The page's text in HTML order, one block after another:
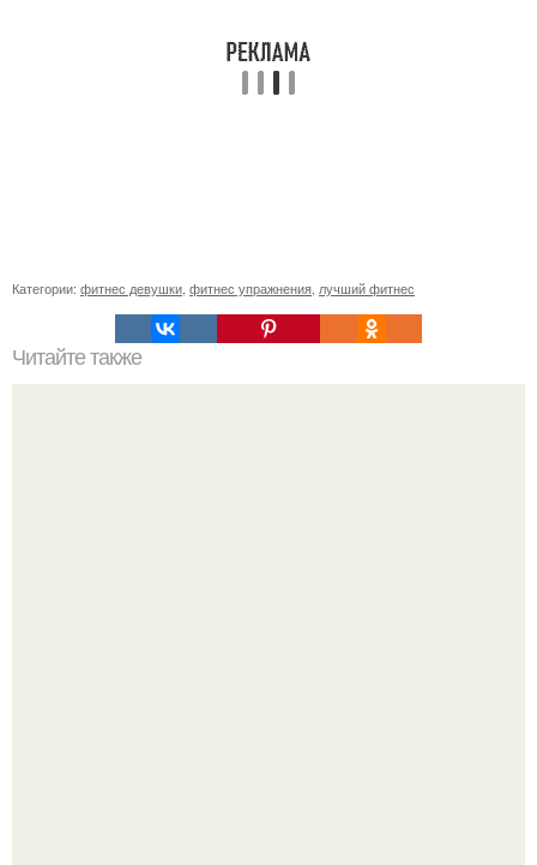
Категории: фитнес девушки фитнес упражнения лучший фитнес
Читайте также